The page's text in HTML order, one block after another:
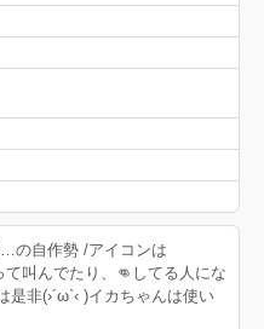
の自作勢 /アイコンは
叫んでたり、👊してる人にな
非(›´ω`‹ )イカちゃんは使い